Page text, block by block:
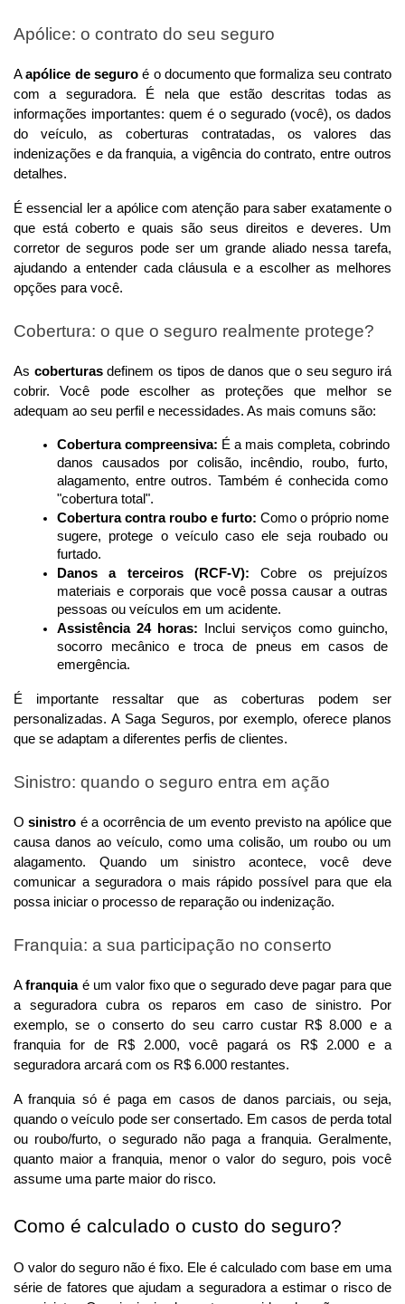
Apólice: o contrato do seu seguro
A apólice de seguro é o documento que formaliza seu contrato
com a seguradora. É nela que estão descritas todas as
informações importantes: quem é o segurado (você), os dados
do veículo, as coberturas contratadas, os valores das
indenizações e da franquia, a vigência do contrato, entre outros
detalhes.
É essencial ler a apólice com atenção para saber exatamente o
que está coberto e quais são seus direitos e deveres. Um
corretor de seguros pode ser um grande aliado nessa tarefa,
ajudando a entender cada cláusula e a escolher as melhores
opções para você.
Cobertura: o que o seguro realmente protege?
As coberturas definem os tipos de danos que o seu seguro irá
cobrir. Você pode escolher as proteções que melhor se
adequam ao seu perfil e necessidades. As mais comuns são:
Cobertura compreensiva: É a mais completa, cobrindo
danos causados por colisão, incêndio, roubo, furto,
alagamento, entre outros. Também é conhecida como
"cobertura total".
Cobertura contra roubo e furto: Como o próprio nome
sugere, protege o veículo caso ele seja roubado ou
furtado.
Danos a terceiros (RCF-V): Cobre os prejuízos
materiais e corporais que você possa causar a outras
pessoas ou veículos em um acidente.
Assistência 24 horas: Inclui serviços como guincho,
socorro mecânico e troca de pneus em casos de
emergência.
É importante ressaltar que as coberturas podem ser
personalizadas. A Saga Seguros, por exemplo, oferece planos
que se adaptam a diferentes perfis de clientes.
Sinistro: quando o seguro entra em ação
O sinistro é a ocorrência de um evento previsto na apólice que
causa danos ao veículo, como uma colisão, um roubo ou um
alagamento. Quando um sinistro acontece, você deve
comunicar a seguradora o mais rápido possível para que ela
possa iniciar o processo de reparação ou indenização.
Franquia: a sua participação no conserto
A franquia é um valor fixo que o segurado deve pagar para que
a seguradora cubra os reparos em caso de sinistro. Por
exemplo, se o conserto do seu carro custar R$ 8.000 e a
franquia for de R$ 2.000, você pagará os R$ 2.000 e a
seguradora arcará com os R$ 6.000 restantes.
A franquia só é paga em casos de danos parciais, ou seja,
quando o veículo pode ser consertado. Em casos de perda total
ou roubo/furto, o segurado não paga a franquia. Geralmente,
quanto maior a franquia, menor o valor do seguro, pois você
assume uma parte maior do risco.
Como é calculado o custo do seguro?
O valor do seguro não é fixo. Ele é calculado com base em uma
série de fatores que ajudam a seguradora a estimar o risco de